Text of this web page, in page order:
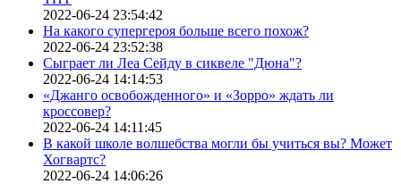
2022-06-24 23:54:42
На какого супергероя больше всего похож?
2022-06-24 23:52:38
Сыграет ли Леа Сейду в сиквеле "Дюна"?
2022-06-24 14:14:53
«Джанго освобожденного» и «Зорро» ждать ли
кроссовер?
2022-06-24 14:11:45
В какой школе волшебства могли бы учиться вы? Может
Хогвартс?
2022-06-24 14:06:26